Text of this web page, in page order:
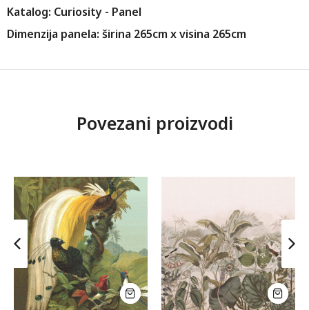
Katalog: Curiosity - Panel
Dimenzija panela: širina 265cm x visina 265cm
Povezani proizvodi